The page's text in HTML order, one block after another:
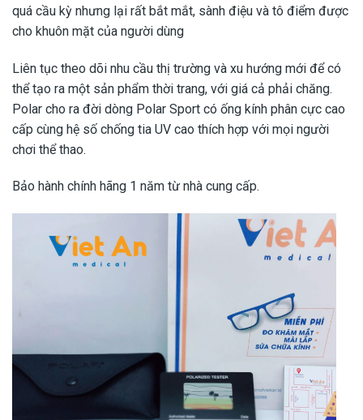
quá cầu kỳ nhưng lại rất bắt mắt, sành điệu và tô điểm được
cho khuôn mặt của người dùng
Liên tục theo dõi nhu cầu thị trường và xu hướng mới để có
thể tạo ra một sản phẩm thời trang, với giá cả phải chăng.
Polar cho ra đời dòng Polar Sport có ống kính phân cực cao
cấp cùng hệ số chống tia UV cao thích hợp với mọi người
chơi thể thao.
Bảo hành chính hãng 1 năm từ nhà cung cấp.